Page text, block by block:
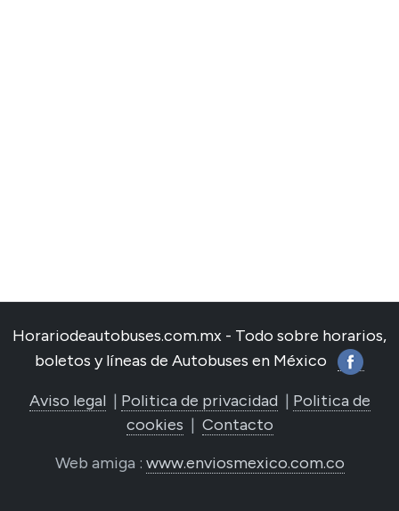
Horariodeautobuses.com.mx - Todo sobre horarios,
boletos y líneas de Autobuses en México
Aviso legal| Politica de privacidad | Politica de
cookies | Contacto
Web amiga : www.enviosmexico.com.co